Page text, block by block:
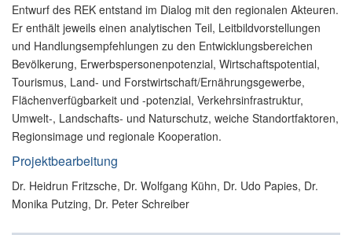
Entwurf des REK entstand im Dialog mit den regionalen Akteuren.
Er enthält jeweils einen analytischen Teil, Leitbildvorstellungen
und Handlungsempfehlungen zu den Entwicklungsbereichen
Bevölkerung, Erwerbspersonenpotenzial, Wirtschaftspotential,
Tourismus, Land- und Forstwirtschaft/Ernährungsgewerbe,
Flächenverfügbarkeit und -potenzial, Verkehrsinfrastruktur,
Umwelt-, Landschafts- und Naturschutz, weiche Standortfaktoren,
Regionsimage und regionale Kooperation.
Projektbearbeitung
Dr. Heidrun Fritzsche, Dr. Wolfgang Kühn, Dr. Udo Papies, Dr.
Monika Putzing, Dr. Peter Schreiber